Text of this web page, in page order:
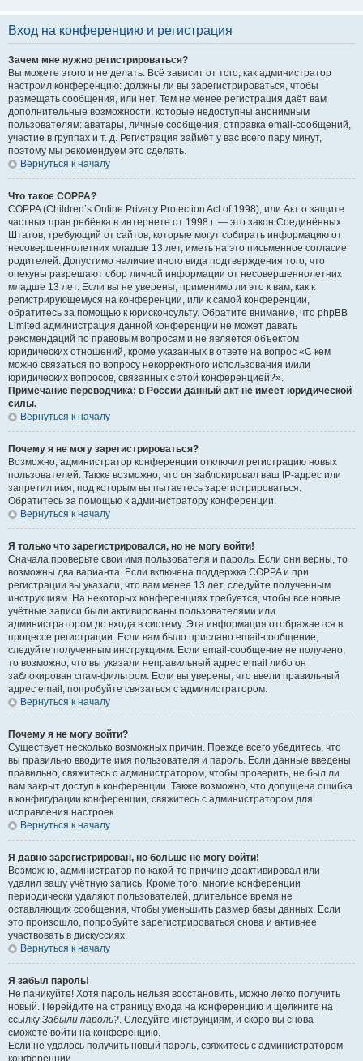
Вход на конференцию и регистрация
Зачем мне нужно регистрироваться?
Вы можете этого и не делать. Всё зависит от того, как администратор
настроил конференцию: должны ли вы зарегистрироваться, чтобы
размещать сообщения, или нет. Тем не менее регистрация даёт вам
дополнительные возможности, которые недоступны анонимным
пользователям: аватары, личные сообщения, отправка email-сообщений,
участие в группах и т. д. Регистрация займёт у вас всего пару минут,
поэтому мы рекомендуем это сделать.
Вернуться к началу
Что такое COPPA?
COPPA (Children’s Online Privacy Protection Act of 1998), или Акт о защите
частных прав ребёнка в интернете от 1998 г. — это закон Соединённых
Штатов, требующий от сайтов, которые могут собирать информацию от
несовершеннолетних младше 13 лет, иметь на это письменное согласие
родителей. Допустимо наличие иного вида подтверждения того, что
опекуны разрешают сбор личной информации от несовершеннолетних
младше 13 лет. Если вы не уверены, применимо ли это к вам, как к
регистрирующемуся на конференции, или к самой конференции,
обратитесь за помощью к юрисконсульту. Обратите внимание, что phpBB
Limited администрация данной конференции не может давать
рекомендаций по правовым вопросам и не является объектом
юридических отношений, кроме указанных в ответе на вопрос «С кем
можно связаться по вопросу некорректного использования и/или
юридических вопросов, связанных с этой конференцией?».
Примечание переводчика: в России данный акт не имеет юридической
силы.
Вернуться к началу
Почему я не могу зарегистрироваться?
Возможно, администратор конференции отключил регистрацию новых
пользователей. Также возможно, что он заблокировал ваш IP-адрес или
запретил имя, под которым вы пытаетесь зарегистрироваться.
Обратитесь за помощью к администратору конференции.
Вернуться к началу
Я только что зарегистрировался, но не могу войти!
Сначала проверьте свои имя пользователя и пароль. Если они верны, то
возможны два варианта. Если включена поддержка COPPA и при
регистрации вы указали, что вам менее 13 лет, следуйте полученным
инструкциям. На некоторых конференциях требуется, чтобы все новые
учётные записи были активированы пользователями или
администратором до входа в систему. Эта информация отображается в
процессе регистрации. Если вам было прислано email-сообщение,
следуйте полученным инструкциям. Если email-сообщение не получено,
то возможно, что вы указали неправильный адрес email либо он
заблокирован спам-фильтром. Если вы уверены, что ввели правильный
адрес email, попробуйте связаться с администратором.
Вернуться к началу
Почему я не могу войти?
Существует несколько возможных причин. Прежде всего убедитесь, что
вы правильно вводите имя пользователя и пароль. Если данные введены
правильно, свяжитесь с администратором, чтобы проверить, не был ли
вам закрыт доступ к конференции. Также возможно, что допущена ошибка
в конфигурации конференции, свяжитесь с администратором для
исправления настроек.
Вернуться к началу
Я давно зарегистрирован, но больше не могу войти!
Возможно, администратор по какой-то причине деактивировал или
удалил вашу учётную запись. Кроме того, многие конференции
периодически удаляют пользователей, длительное время не
оставляющих сообщения, чтобы уменьшить размер базы данных. Если
это произошло, попробуйте зарегистрироваться снова и активнее
участвовать в дискуссиях.
Вернуться к началу
Я забыл пароль!
Не паникуйте! Хотя пароль нельзя восстановить, можно легко получить
новый. Перейдите на страницу входа на конференцию и щёлкните на
ссылку Забыли пароль?. Следуйте инструкциям, и скоро вы снова
сможете войти на конференцию.
Если не удалось получить новый пароль, свяжитесь с администратором